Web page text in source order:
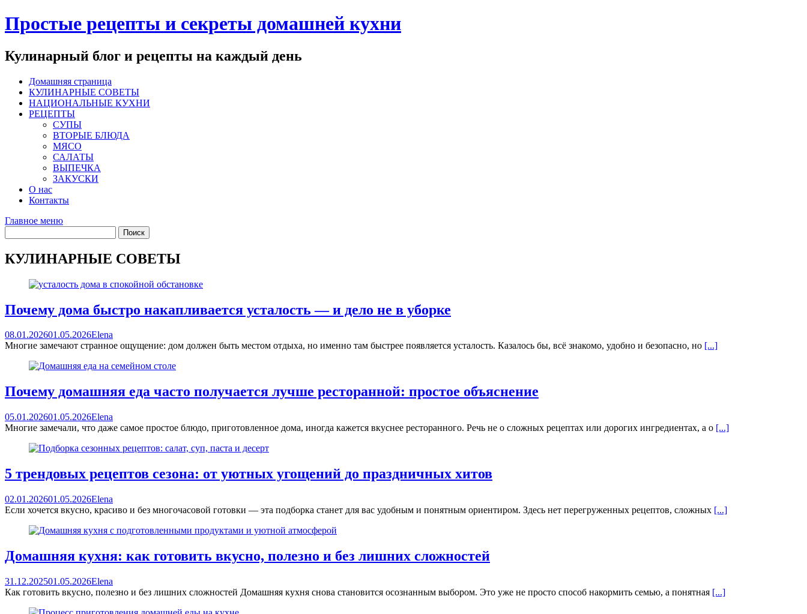
Перейти
к
Простые рецепты и секреты домашней кухни
Кулинарный блог и рецепты на каждый день
Домашняя страница
КУЛИНАРНЫЕ СОВЕТЫ
НАЦИОНАЛЬНЫЕ КУХНИ
РЕЦЕПТЫ
СУПЫ
ВТОРЫЕ БЛЮДА
МЯСО
САЛАТЫ
ВЫПЕЧКА
ЗАКУСКИ
О нас
Контакты
Главное меню
КУЛИНАРНЫЕ СОВЕТЫ
Почему дома быстро накапливается усталость — и дело не в уборке
08.01.202601.05.2026Elena
Многие замечают странное ощущение: дом должен быть местом отдыха, но именно там быстрее появляется усталость. Казалось бы, всё знакомо, удобно и безопасно, но [...]
Почему домашняя еда часто получается лучше ресторанной: простое объяснение
05.01.202601.05.2026Elena
Многие замечали, что даже самое простое блюдо, приготовленное дома, иногда кажется вкуснее ресторанного. Речь не о сложных рецептах или дорогих ингредиентах, а о [...]
5 трендовых рецептов сезона: от уютных угощений до праздничных хитов
02.01.202601.05.2026Elena
Если хочется вкусно, красиво и без многочасовой готовки — эта подборка станет для вас удобным и понятным ориентиром. Здесь нет перегруженных рецептов, сложных [...]
Домашняя кухня: как готовить вкусно, полезно и без лишних сложностей
31.12.202501.05.2026Elena
Как готовить вкусно, полезно и без лишних сложностей Домашняя кухня снова становится осознанным выбором. Это уже не просто способ накормить семью, а понятная [...]